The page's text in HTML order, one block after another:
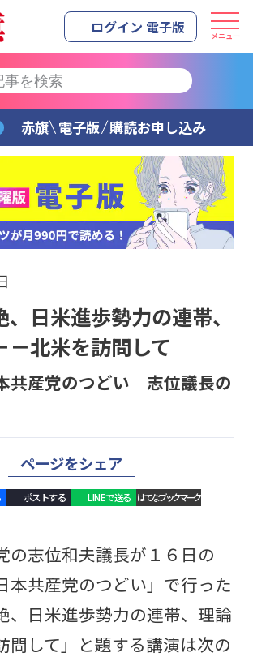
ログイン 電子版 メニュー
赤旗 電子版 購読お申し込み
日米進歩勢力の連帯、
－北米を訪問して
共産党のつどい 志位議長の
ページをシェア
ポストする LINEで送る はてなブックマーク
の志位和夫議長が１６日の
本共産党のつどい」で行った
、日米進歩勢力の連帯、理論
訪問して」と題する講演は次の